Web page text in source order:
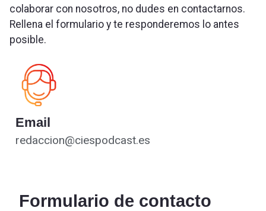
colaborar con nosotros, no dudes en contactarnos.
Rellena el formulario y te responderemos lo antes
posible.
Email
redaccion@ciespodcast.es
Formulario de contacto